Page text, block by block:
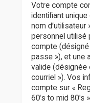
Votre compte
identifiant
nom d’utilisateur
personnel utilisé
compte
passe »), et une
valide (désignée
courriel »). Vos
compte sur «
60's to mid 80's